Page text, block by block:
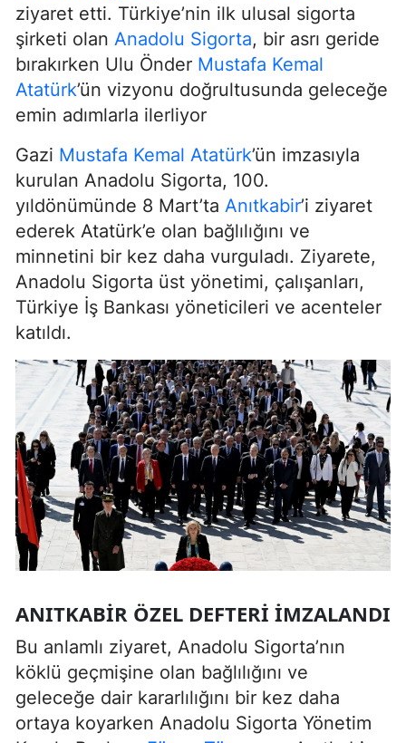
ziyaret etti. Türkiye’nin ilk ulusal sigorta
şirketi olan Anadolu Sigorta, bir asrı geride
bırakırken Ulu Önder Mustafa Kemal
Atatürk’ün vizyonu doğrultusunda geleceğe
emin adımlarla ilerliyor
Gazi Mustafa Kemal Atatürk’ün imzasıyla
kurulan Anadolu Sigorta, 100.
yıldönümünde 8 Mart’ta Anıtkabir’i ziyaret
ederek Atatürk’e olan bağlılığını ve
minnetini bir kez daha vurguladı. Ziyarete,
Anadolu Sigorta üst yönetimi, çalışanları,
Türkiye İş Bankası yöneticileri ve acenteler
katıldı.
ANITKABIR ÖZEL DEFTERI IMZALANDI
Bu anlamlı ziyaret, Anadolu Sigorta’nın
köklü geçmişine olan bağlılığını ve
geleceğe dair kararlılığını bir kez daha
ortaya koyarken Anadolu Sigorta Yönetim